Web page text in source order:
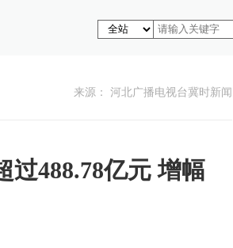
来源： 河北广播电视台冀时新闻
过488.78亿元 增幅